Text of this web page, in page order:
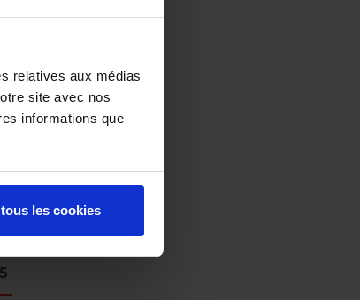
relatives aux médias
site avec nos
informations que
les cookies